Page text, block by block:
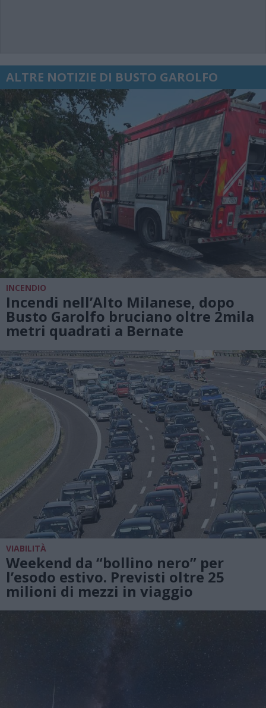
ALTRE NOTIZIE DI BUSTO GAROLFO
INCENDIO
Incendi nell’Alto Milanese, dopo
Busto Garolfo bruciano oltre 2mila
metri quadrati a Bernate
VIABILITÀ
Weekend da “bollino nero” per
l’esodo estivo. Previsti oltre 25
milioni di mezzi in viaggio